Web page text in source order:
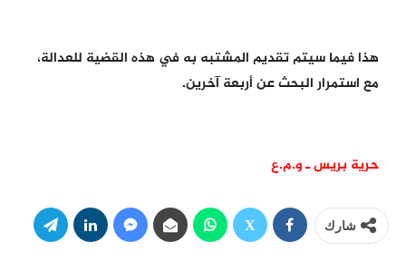
هذا فيما سيتم تقديم المشتبه به في هذه القضية للعدالة،
مع استمرار البحث عن أربعة آخرين.
حرية بريس ـ و.م.ع
شارك